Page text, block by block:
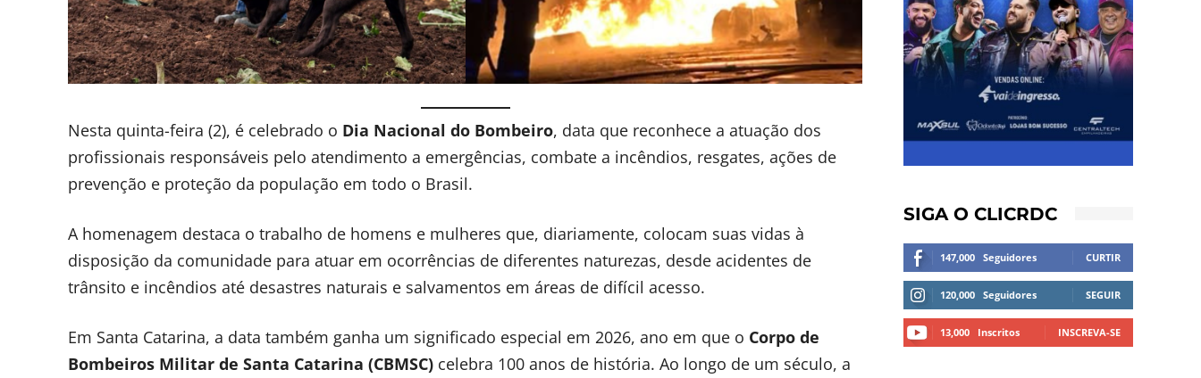
Nesta quinta-feira (2), é celebrado o Dia Nacional do Bombeiro, data que reconhece a atuação dos
profissionais responsáveis pelo atendimento a emergências, combate a incêndios, resgates, ações de
prevenção e proteção da população em todo o Brasil.
A homenagem destaca o trabalho de homens e mulheres que, diariamente, colocam suas vidas à
disposição da comunidade para atuar em ocorrências de diferentes naturezas, desde acidentes de
trânsito e incêndios até desastres naturais e salvamentos em áreas de difícil acesso.
Em Santa Catarina, a data também ganha um significado especial em 2026, ano em que o Corpo de
Bombeiros Militar de Santa Catarina (CBMSC) celebra 100 anos de história. Ao longo de um século, a
SIGA O CLICRDC
147,000 Seguidores CURTIR
120,000 Seguidores SEGUIR
13,000 Inscritos INSCREVA-SE